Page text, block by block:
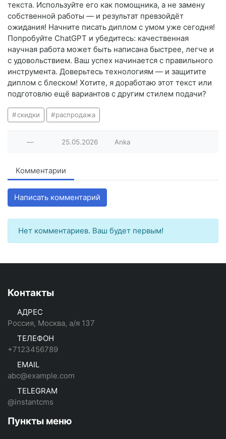
текста. Используйте его как помощника, а не замену
собственной работы — и результат превзойдёт
ожидания! Начните писать диплом с умом уже сегодня!
Попробуйте ChatGPT и убедитесь: качественная
научная работа может быть написана быстрее, легче и
с удовольствием. Ваш успех начинается с правильного
инструмента. Доверьтесь технологиям — и защитите
диплом с блеском! Хотите, я доработаю этот текст или
подготовлю ещё вариантов с другим стилем подачи?
скидки распродажа
— 25.05.2026 Anka
Комментарии
Написать комментарий
Нет комментариев. Ваш будет первым!
Контакты
АДРЕС
Россия, Москва, а/я 137
ТЕЛЕФОН
+7123456789
EMAIL
abc@example.com
TELEGRAM
@instantcms
Пункты меню